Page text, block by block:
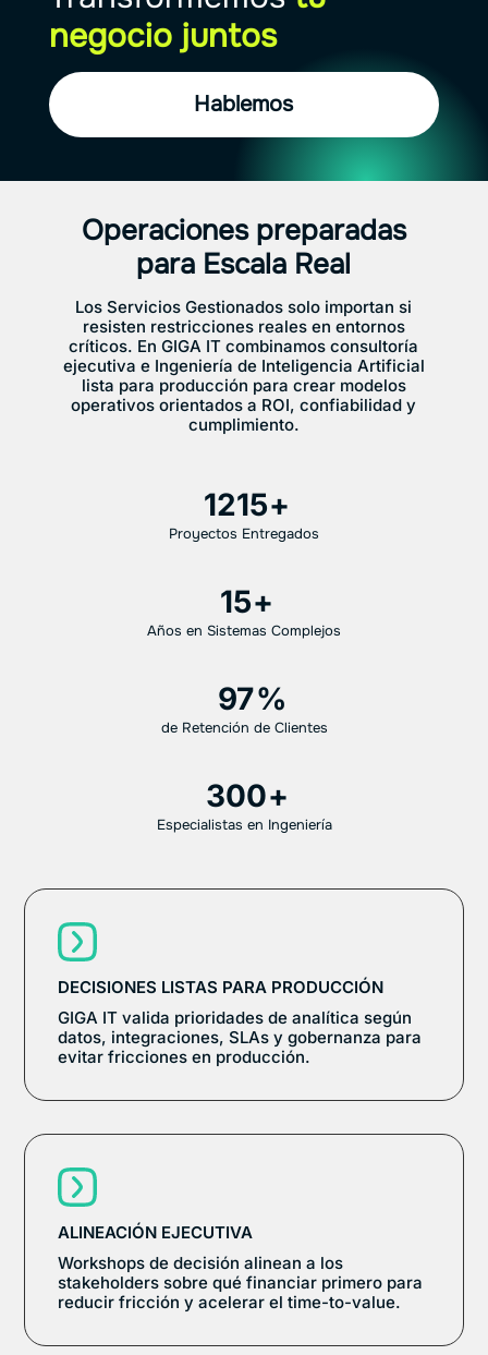
negocio juntos
Hablemos
Operaciones preparadas
para Escala Real
Los Servicios Gestionados solo importan si
resisten restricciones reales en entornos
críticos. En GIGA IT combinamos consultoría
ejecutiva e Ingeniería de Inteligencia Artificial
lista para producción para crear modelos
operativos orientados a ROI, confiabilidad y
cumplimiento.
1215
Proyectos Entregados
15
Años en Sistemas Complejos
97
de Retención de Clientes
300
Especialistas en Ingeniería
DECISIONES LISTAS PARA PRODUCCIÓN
GIGA IT valida prioridades de analítica según
datos, integraciones, SLAs y gobernanza para
evitar fricciones en producción.
ALINEACIÓN EJECUTIVA
Workshops de decisión alinean a los
stakeholders sobre qué financiar primero para
reducir fricción y acelerar el time-to-value.